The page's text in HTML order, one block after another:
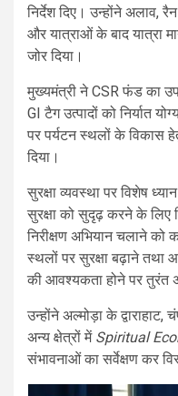
निर्देश दिए। उन्होंने अलाव,
और यात्राओं के बाद यात्रा
जोर दिया।
मुख्यमंत्री ने CSR फंड का
GI टैग उत्पादों को निर्यात
पर पर्यटन स्थलों के विकास
दिया।
सुरक्षा व्यवस्था पर विशेष
सुरक्षा को सुदृढ़ करने के लिए
निरीक्षण अभियान चलाने को
स्थलों पर सुरक्षा बढ़ाने
की आवश्यकता होने पर तुरंत
उन्होंने अल्मोड़ा के
अन्य क्षेत्रों में Spiritual
संभावनाओं का सर्वेक्षण कर